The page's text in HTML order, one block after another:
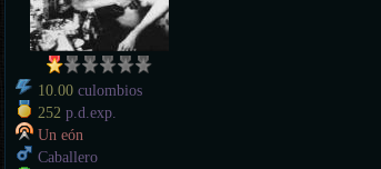
10.00 culombios
252 p.d.exp.
Un eón
Caballero